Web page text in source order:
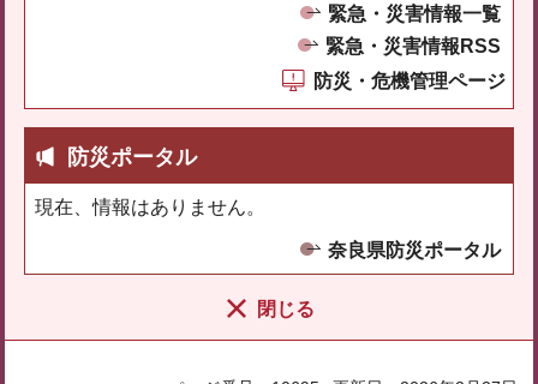
緊急・災害情報一覧
緊急・災害情報RSS
防災・危機管理ページ
防災ポータル
現在、情報はありません。
奈良県防災ポータル
閉じる